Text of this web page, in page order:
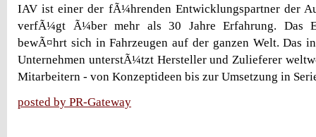
IAV ist einer der fÃ¼hrenden Entwicklungspartner der
verfÃ¼gt Ã¼ber mehr als 30 Jahre Erfahrung. Das
bewÃ¤hrt sich in Fahrzeugen auf der ganzen Welt. Das
Unternehmen unterstÃ¼tzt Hersteller und Zulieferer
Mitarbeitern - von Konzeptideen bis zur Umsetzung in
posted by PR-Gateway